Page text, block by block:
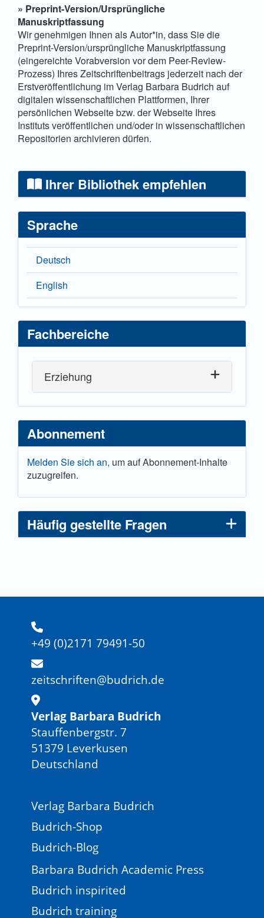
» Preprint-Version/Ursprüngliche
Manuskriptfassung
Wir genehmigen Ihnen als Autor*in, dass Sie die
Preprint-Version/ursprüngliche Manuskriptfassung
(eingereichte Vorabversion vor dem Peer-Review-
Prozess) Ihres Zeitschriftenbeitrags jederzeit nach der
Erstveröffentlichung im Verlag Barbara Budrich auf
digitalen wissenschaftlichen Plattformen, Ihrer
persönlichen Webseite bzw. der Webseite Ihres
Instituts veröffentlichen und/oder in wissenschaftlichen
Repositorien archivieren dürfen.
Ihrer Bibliothek empfehlen
Sprache
Deutsch
English
Fachbereiche
Erziehung
Abonnement
Melden Sie sich an, um auf Abonnement-Inhalte
zuzugreifen.
Häufig gestellte Fragen
+49 (0)2171 79491-50
zeitschriften@budrich.de
Verlag Barbara Budrich
Stauffenbergstr. 7
51379 Leverkusen
Deutschland
Verlag Barbara Budrich
Budrich-Shop
Budrich-Blog
Barbara Budrich Academic Press
Budrich inspirited
Budrich training